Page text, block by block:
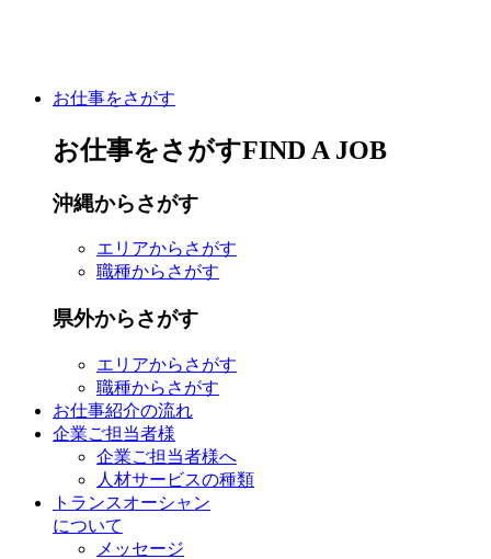
お仕事をさがす
お仕事をさがすFIND A JOB
沖縄からさがす
エリアからさがす
職種からさがす
県外からさがす
エリアからさがす
職種からさがす
お仕事紹介の流れ
企業ご担当者様
企業ご担当者様へ
人材サービスの種類
トランスオーシャン
について
メッセージ